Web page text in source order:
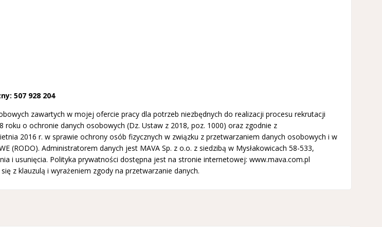
507 928 204
zawartych w mojej ofercie pracy dla potrzeb niezbędnych do realizacji procesu rekrutacji
o ochronie danych osobowych (Dz. Ustaw z 2018, poz. 1000) oraz zgodnie z
2016 r. w sprawie ochrony osób fizycznych w związku z przetwarzaniem danych osobowych i w
(RODO). Administratorem danych jest MAVA Sp. z o.o. z siedzibą w Mysłakowicach 58-533,
i usunięcia. Polityka prywatności dostępna jest na stronie internetowej: www.mava.com.pl
z klauzulą i wyrażeniem zgody na przetwarzanie danych.